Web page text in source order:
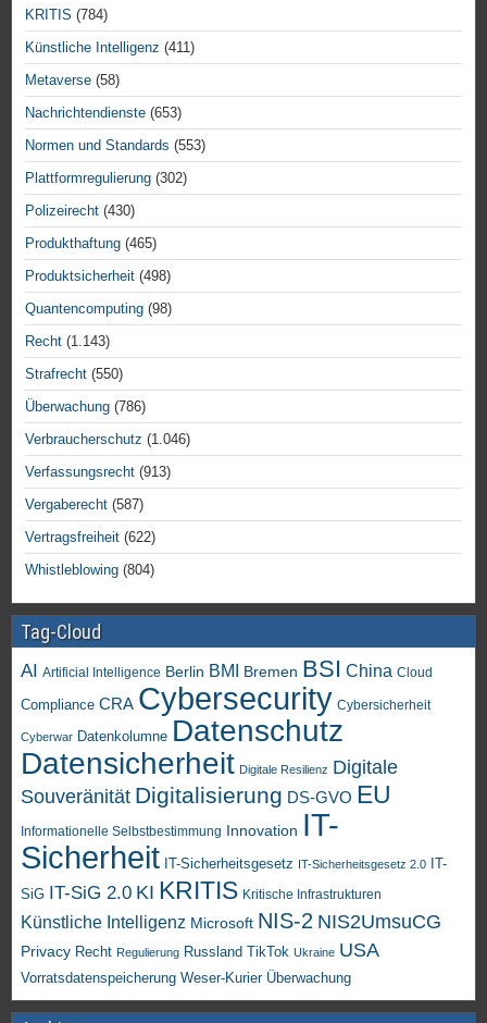
KRITIS (784)
Künstliche Intelligenz (411)
Metaverse (58)
Nachrichtendienste (653)
Normen und Standards (553)
Plattformregulierung (302)
Polizeirecht (430)
Produkthaftung (465)
Produktsicherheit (498)
Quantencomputing (98)
Recht (1.143)
Strafrecht (550)
Überwachung (786)
Verbraucherschutz (1.046)
Verfassungsrecht (913)
Vergaberecht (587)
Vertragsfreiheit (622)
Whistleblowing (804)
Tag-Cloud
AI Artificial Intelligence Berlin BMI Bremen BSI China Cloud
Compliance CRA Cybersecurity Cybersicherheit
Cyberwar Datenkolumne Datenschutz
Datensicherheit Digitale Resilienz Digitale
Souveränität Digitalisierung DS-GVO EU
Informationelle Selbstbestimmung Innovation IT-
Sicherheit IT-Sicherheitsgesetz IT-Sicherheitsgesetz 2.0
IT-
SiG IT-SiG 2.0 KI KRITIS Kritische Infrastrukturen
Künstliche Intelligenz Microsoft NIS-2 NIS2UmsuCG
Privacy Recht Regulierung Russland TikTok Ukraine USA
Vorratsdatenspeicherung Weser-Kurier Überwachung